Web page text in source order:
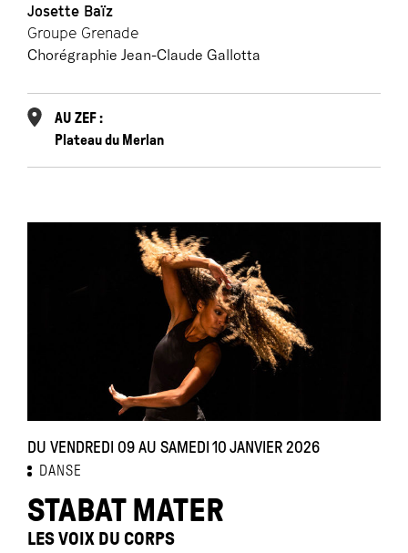
Josette Baïz
Groupe Grenade
Chorégraphie Jean-Claude Gallotta
AU ZEF :
Plateau du Merlan
DU VENDREDI 09 AU SAMEDI 10 JANVIER 2026
DANSE
STABAT MATER
LES VOIX DU CORPS